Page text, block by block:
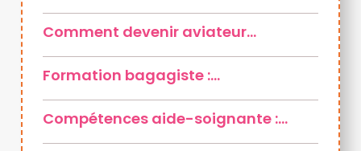
Comment devenir aviateur…
Formation bagagiste :…
Compétences aide-soignante :…